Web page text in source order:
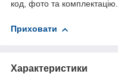
код, фото та комплектацію.
Приховати
Характеристики